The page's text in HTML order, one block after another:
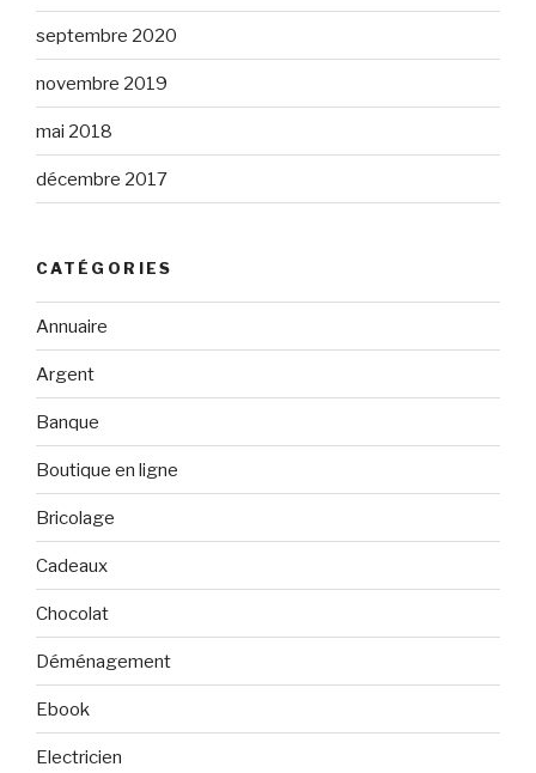
septembre 2020
novembre 2019
mai 2018
décembre 2017
CATÉGORIES
Annuaire
Argent
Banque
Boutique en ligne
Bricolage
Cadeaux
Chocolat
Déménagement
Ebook
Electricien